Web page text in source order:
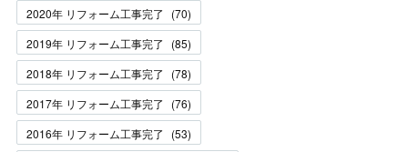
2020年 リフォーム工事完了
(70)
2019年 リフォーム工事完了
(85)
2018年 リフォーム工事完了
(78)
2017年 リフォーム工事完了
(76)
2016年 リフォーム工事完了
(53)